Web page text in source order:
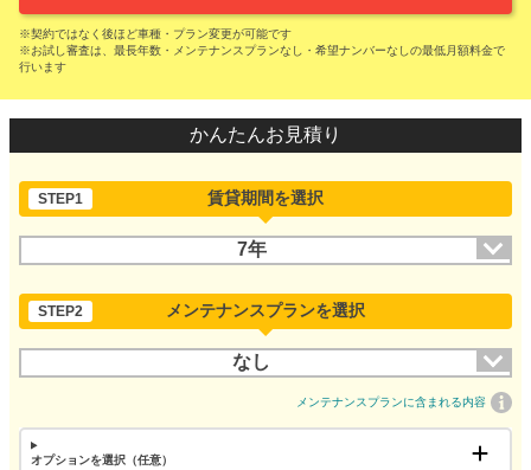
※契約ではなく後ほど車種・プラン変更が可能です
※お試し審査は、最長年数・メンテナンスプランなし・希望ナンバーなしの最低月額料金で
行います
かんたんお見積り
STEP1 賃貸期間を選択
7年
STEP2 メンテナンスプランを選択
なし
メンテナンスプランに含まれる内容
オプションを選択（任意）